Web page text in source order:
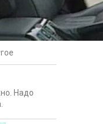
Надо